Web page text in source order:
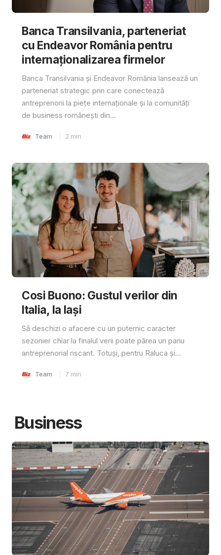
Banca Transilvania, parteneriat
cu Endeavor România pentru
internaționalizarea firmelor
Banca Transilvania și Endeavor România lansează un
parteneriat strategic prin care conectează
antreprenorii la piețe internaționale și la comunități
de business românești din...
Team 2 min
Cosi Buono: Gustul verilor din
Italia, la Iași
Să deschizi o afacere cu un puternic caracter
sezonier chiar la finalul verii poate părea un pariu
antreprenorial riscant. Totuși, pentru Raluca și...
Team 7 min
Business